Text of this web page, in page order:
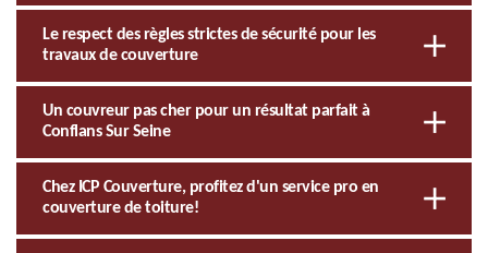
Le respect des règles strictes de sécurité pour les
travaux de couverture
Un couvreur pas cher pour un résultat parfait à
Conflans Sur Seine
Chez ICP Couverture, profitez d'un service pro en
couverture de toiture!